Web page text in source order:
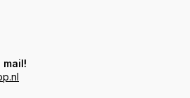
mail!